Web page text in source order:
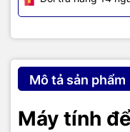
Mô tả sản phẩm
Máy tính